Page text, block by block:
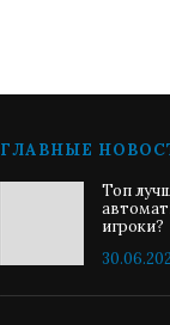
ГЛАВНЫЕ
Топ
игроки?